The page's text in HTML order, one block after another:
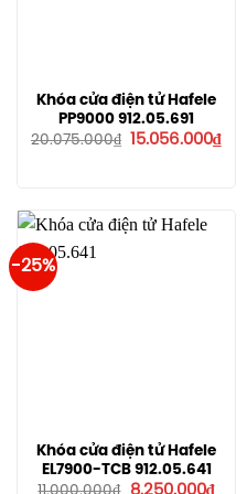
Khóa cửa điện tử Hafele
PP9000 912.05.691
20.075.000₫ Giá
15.056.000₫Giá
hiện
-25%
Khóa cửa điện tử Hafele
EL7900-TCB 912.05.641
11.000.000₫
Giá
8.250.000₫Giá